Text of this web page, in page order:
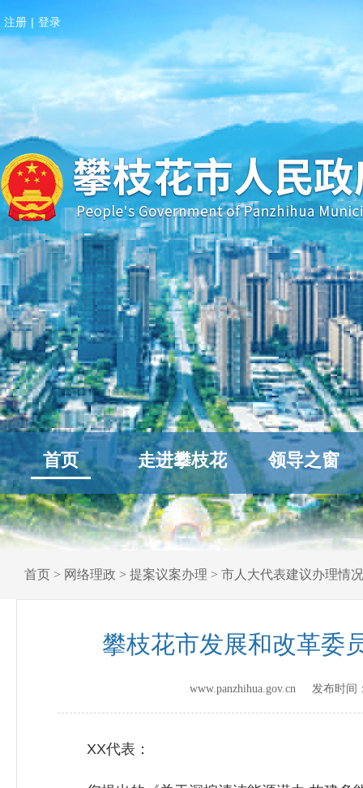
注册 | 登录
首页 走进攀枝花 领导之窗
首页 > 网络理政 > 提案议案办理 > 市人大代表建议办理情况
攀枝花市发展和改革委
www.panzhihua.gov.cn 发布时间
XX代表：